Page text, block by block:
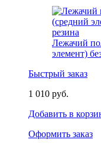
Лежачий
элемент)
Быстрый заказ
1 010 руб.
Добавить в
Оформить заказ